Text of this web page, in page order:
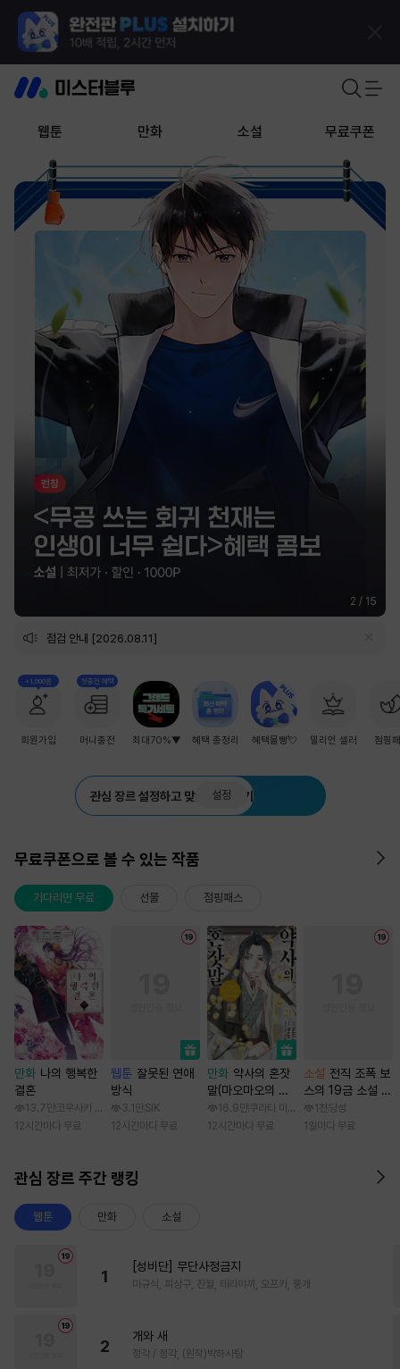
웹툰 만화 소설 무료쿠폰
2 / 15
점검 안내 [2026.08.11]
+1,000원
회원가입
첫충전 혜택
머니충전 최대70%▼ 혜택 총정리 혜택몰빵💘 밀리언 셀러 점핑
관심 장르 설정하고 맞춤 추천 받기
설정
무료쿠폰으로 볼 수 있는 작품
기다리면 무료 선물 점핑패스
만화 나의 행복한
결혼
13.7만 코우사카 리토 / 아기토기 아쿠미
12시간마다 무료
웹툰 잘못된 연애
방식
3.1만 SIK
12시간마다 무료
만화 약사의 혼잣
말(마오마오의 후
궁 수수께끼 풀이
수첩)
16.9만 쿠라타 미노지 / 휴우가 나츠
12시간마다 무료
소설 전직 조폭 보
스의 19금 소설 속
가정부 빙의기
1천 당성
1일마다 무료
관심 장르 주간 랭킹
웹툰 만화 소설
1
[성비단] 무단사정금지
마규식, 피상구, 진월, 테리야끼, 오프카, 뚱개
2
개와 새
정각 / 정각, (원작)박하사탕